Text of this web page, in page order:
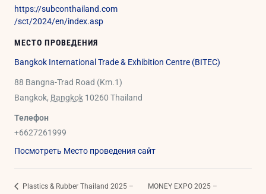
https://subconthailand.com
/sct/2024/en/index.asp
МЕСТО ПРОВЕДЕНИЯ
Bangkok International Trade & Exhibition Centre (BITEC)
88 Bangna-Trad Road (Km.1)
Bangkok, Bangkok 10260 Thailand
Телефон
+6627261999
Посмотреть Место проведения сайт
Plastics & Rubber Thailand 2025 –
MONEY EXPO 2025 –